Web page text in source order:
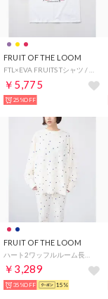
FRUIT OF THE LOOM
￥5,775
25%OFF
FRUIT OF THE LOOM
￥3,289
35%OFF 15%